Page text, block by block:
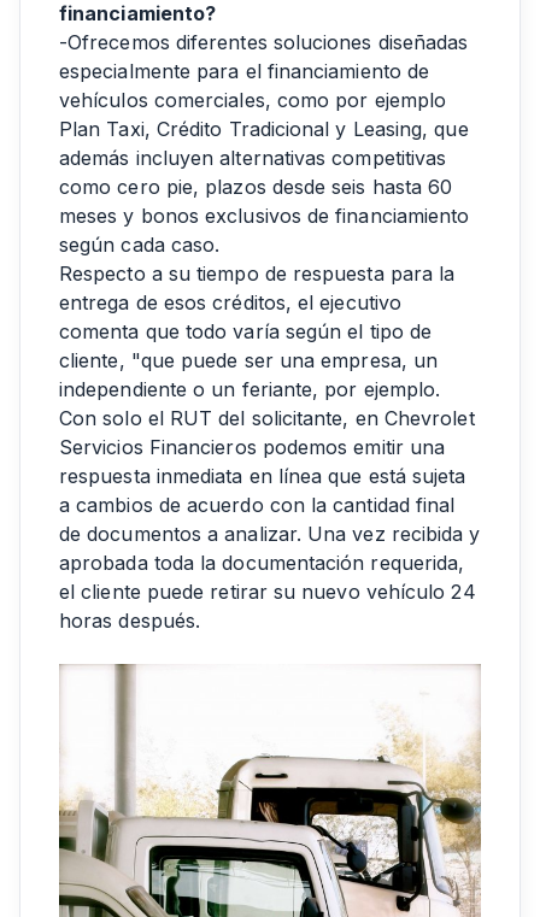
financiamiento?
-Ofrecemos diferentes soluciones diseñadas
especialmente para el financiamiento de
vehículos comerciales, como por ejemplo
Plan Taxi, Crédito Tradicional y Leasing, que
además incluyen alternativas competitivas
como cero pie, plazos desde seis hasta 60
meses y bonos exclusivos de financiamiento
según cada caso.
Respecto a su tiempo de respuesta para la
entrega de esos créditos, el ejecutivo
comenta que todo varía según el tipo de
cliente, "que puede ser una empresa, un
independiente o un feriante, por ejemplo.
Con solo el RUT del solicitante, en Chevrolet
Servicios Financieros podemos emitir una
respuesta inmediata en línea que está sujeta
a cambios de acuerdo con la cantidad final
de documentos a analizar. Una vez recibida y
aprobada toda la documentación requerida,
el cliente puede retirar su nuevo vehículo 24
horas después.